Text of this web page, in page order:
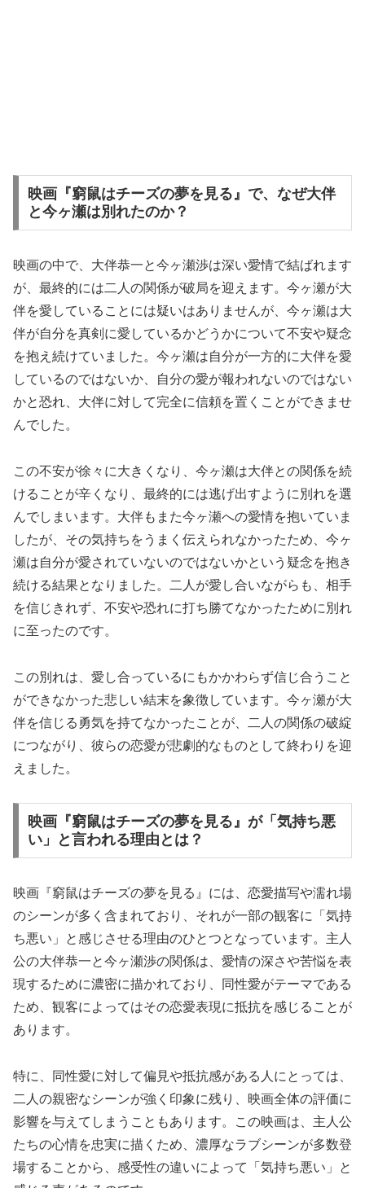
映画『窮鼠はチーズの夢を見る』で、なぜ大伴
と今ヶ瀬は別れたのか？
映画の中で、大伴恭一と今ヶ瀬渉は深い愛情で結ばれます
が、最終的には二人の関係が破局を迎えます。今ヶ瀬が大
伴を愛していることには疑いはありませんが、今ヶ瀬は大
伴が自分を真剣に愛しているかどうかについて不安や疑念
を抱え続けていました。今ヶ瀬は自分が一方的に大伴を愛
しているのではないか、自分の愛が報われないのではない
かと恐れ、大伴に対して完全に信頼を置くことができませ
んでした。
この不安が徐々に大きくなり、今ヶ瀬は大伴との関係を続
けることが辛くなり、最終的には逃げ出すように別れを選
んでしまいます。大伴もまた今ヶ瀬への愛情を抱いていま
したが、その気持ちをうまく伝えられなかったため、今ヶ
瀬は自分が愛されていないのではないかという疑念を抱き
続ける結果となりました。二人が愛し合いながらも、相手
を信じきれず、不安や恐れに打ち勝てなかったために別れ
に至ったのです。
この別れは、愛し合っているにもかかわらず信じ合うこと
ができなかった悲しい結末を象徴しています。今ヶ瀬が大
伴を信じる勇気を持てなかったことが、二人の関係の破綻
につながり、彼らの恋愛が悲劇的なものとして終わりを迎
えました。
映画『窮鼠はチーズの夢を見る』が「気持ち悪
い」と言われる理由とは？
映画『窮鼠はチーズの夢を見る』には、恋愛描写や濡れ場
のシーンが多く含まれており、それが一部の観客に「気持
ち悪い」と感じさせる理由のひとつとなっています。主人
公の大伴恭一と今ヶ瀬渉の関係は、愛情の深さや苦悩を表
現するために濃密に描かれており、同性愛がテーマである
ため、観客によってはその恋愛表現に抵抗を感じることが
あります。
特に、同性愛に対して偏見や抵抗感がある人にとっては、
二人の親密なシーンが強く印象に残り、映画全体の評価に
影響を与えてしまうこともあります。この映画は、主人公
たちの心情を忠実に描くため、濃厚なラブシーンが多数登
場することから、感受性の違いによって「気持ち悪い」と